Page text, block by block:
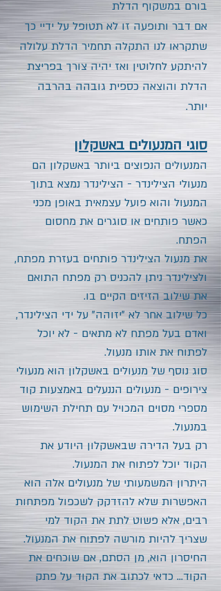
בורם במשקוף הדלת
אם דבר ותופעה זו לא תטופל על ידיי כך
שתקראו לנו התקלה תחמיר הדלת עלולה
להיתקע לחלוטין ואז יהיה צורך בפריצת
הדלת והוצאה כספית גובהה בהרבה
יותר.
סוגי המנעולים באשקלון
המנעולים הנפוצים ביותר באשקלון הם
מנעולי הצילינדר - הצילינדר נמצא בתוך
המנעול והוא פועל עצמאית באופן מכני
כאשר פותחים או סוגרים את מחסום
הפתח.
את מנעול הצילינדר פותחים בעזרת מפתח,
ולצילינדר ניתן להכניס רק מפתח התואם
את שילוב הזיזים הקיים בו.
כל שילוב אחר לא "יזוהה" על ידי הצילינדר,
ואדם בעל מפתח לא מתאים - לא יוכל
לפתוח את אותו מנעול.
סוג נוסף של מנעולים באשקלון הוא מנעולי
צירופים - מנעולים הננעלים באמצעות קוד
מספרי מסוים המכויל עם תחילת השימוש
במנעול.
רק בעל הדירה שבאשקלון היודע את
הקוד יוכל לפתוח את המנעול.
היתרון המשמעותי של מנעולים אלה הוא
האפשרות שלא להזדקק לשכפול מפתחות
רבים, אלא פשוט לתת את הקוד למי
שצריך להיות מורשה לפתוח את המנעול.
החיסרון הוא, מן הסתם, אם שוכחים את
הקוד... כדאי לכתוב את הקוד על פתק